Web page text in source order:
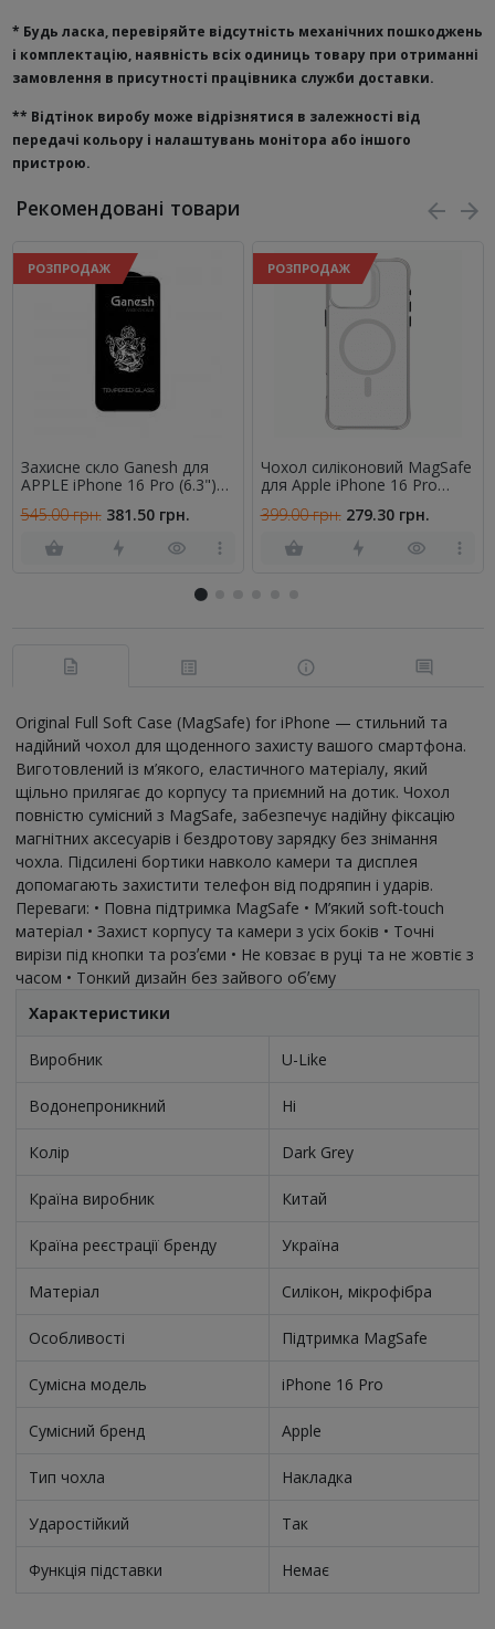
* Будь ласка, перевіряйте відсутність механічних пошкоджень
і комплектацію, наявність всіх одиниць товару при отриманні
замовлення в присутності працівника служби доставки.
** Відтінок виробу може відрізнятися в залежності від
передачі кольору і налаштувань монітора або іншого
пристрою.
Рекомендовані товари
РОЗПРОДАЖ
Захисне скло Ganesh для
APPLE iPhone 16 Pro (6.3")
545.00 грн. 381.50 грн.
РОЗПРОДАЖ
Чохол силіконовий MagSafe
для Apple iPhone 16 Pro
399.00 грн. 279.30 грн.
Original Full Soft Case (MagSafe) for iPhone — стильний та
надійний чохол для щоденного захисту вашого смартфона.
Виготовлений із м’якого, еластичного матеріалу, який
щільно прилягає до корпусу та приємний на дотик. Чохол
повністю сумісний з MagSafe, забезпечує надійну фіксацію
магнітних аксесуарів і бездротову зарядку без знімання
чохла. Підсилені бортики навколо камери та дисплея
допомагають захистити телефон від подряпин і ударів.
Переваги: • Повна підтримка MagSafe • М’який soft-touch
матеріал • Захист корпусу та камери з усіх боків • Точні
вирізи під кнопки та розʼєми • Не ковзає в руці та не жовтіє з
часом • Тонкий дизайн без зайвого обʼєму
Характеристики
Виробник U-Like
Водонепроникний Ні
Колір Dark Grey
Країна виробник Китай
Країна реєстрації бренду Україна
Матеріал Силікон, мікрофібра
Особливості Підтримка MagSafe
Сумісна модель iPhone 16 Pro
Сумісний бренд Apple
Тип чохла Накладка
Ударостійкий Так
Функція підставки Немає